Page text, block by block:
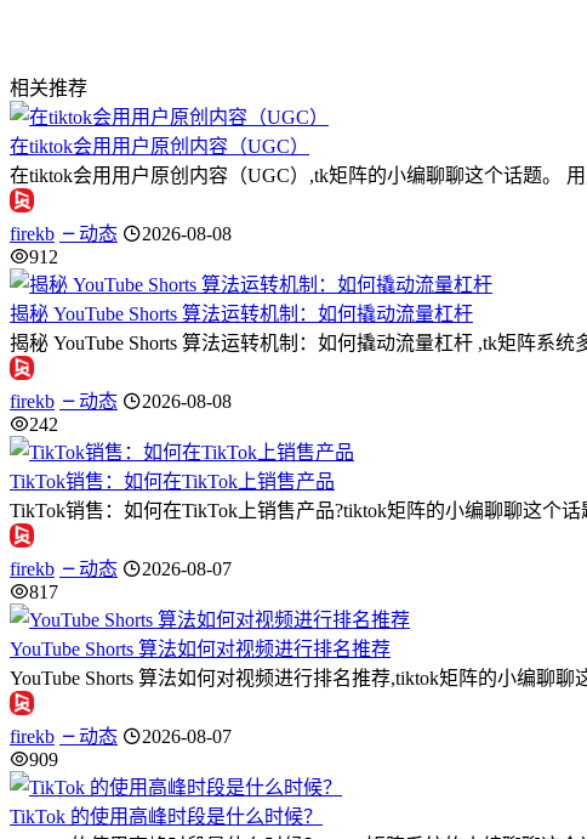
相关推荐
在tiktok会用用户原创内容（UGC）
在tiktok会用用户原创内容（UGC）,tk矩阵的小编聊聊这个话题。
firekb 动态
2026-08-08
912
揭秘 YouTube Shorts 算法运转机制：如何撬动流量杠杆
揭秘 YouTube Shorts 算法运转机制：如何撬动流量杠杆 ,tk矩阵系
firekb 动态
2026-08-08
242
TikTok销售：如何在TikTok上销售产品
TikTok销售：如何在TikTok上销售产品?tiktok矩阵的小编聊聊这个
firekb 动态
2026-08-07
817
YouTube Shorts 算法如何对视频进行排名推荐
YouTube Shorts 算法如何对视频进行排名推荐,tiktok矩阵的小编聊
firekb 动态
2026-08-07
909
TikTok 的使用高峰时段是什么时候？